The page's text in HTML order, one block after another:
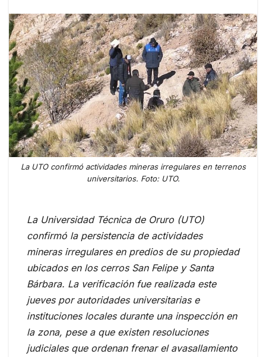
La UTO confirmó actividades mineras irregulares en terrenos
universitarios. Foto: UTO.
La Universidad Técnica de Oruro (UTO)
confirmó la persistencia de actividades
mineras irregulares en predios de su propiedad
ubicados en los cerros San Felipe y Santa
Bárbara. La verificación fue realizada este
jueves por autoridades universitarias e
instituciones locales durante una inspección en
la zona, pese a que existen resoluciones
judiciales que ordenan frenar el avasallamiento